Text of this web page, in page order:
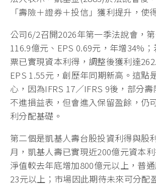
「壽險＋證券＋投信」獲利提升，使
公司6/2召開2026年第一季法說會，
116.9億元、EPS 0.69元，年增34%
票已實現資本利得，調整後獲利達
EPS 1.55元，創歷年同期新高。這點
心，因為IFRS 17／IFRS 9後，部分
不進損益表，但會進入保留盈餘，仍
利分配基礎。
第二個是凱基人壽台股投資利得與股
月，凱基人壽已實現近200億元資本
淨值較去年底增加800億元以上，普
23元以上；市場因此期待未來可分配